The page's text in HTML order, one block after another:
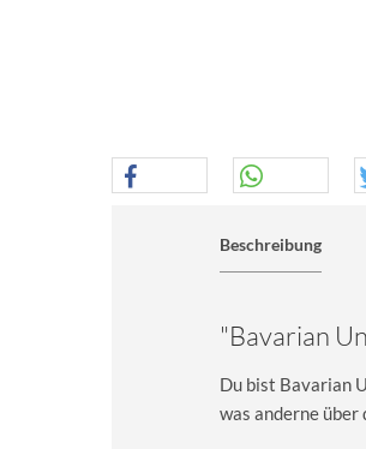
Beschreibung
"Bavarian
Du bist Bavarian
was anderne über